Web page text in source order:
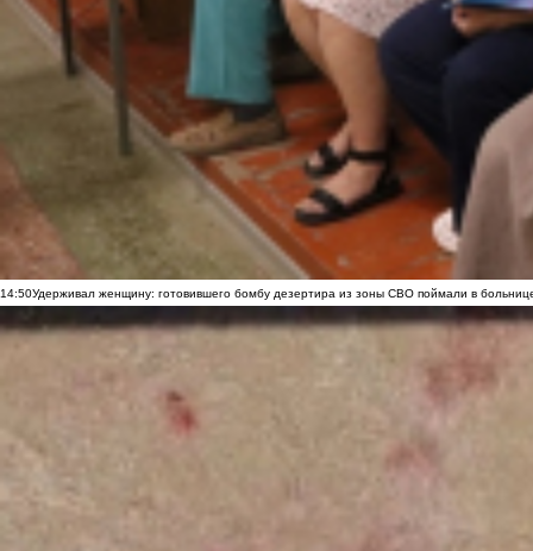
14:50Удерживал женщину: готовившего бомбу дезертира из зоны СВО поймали в